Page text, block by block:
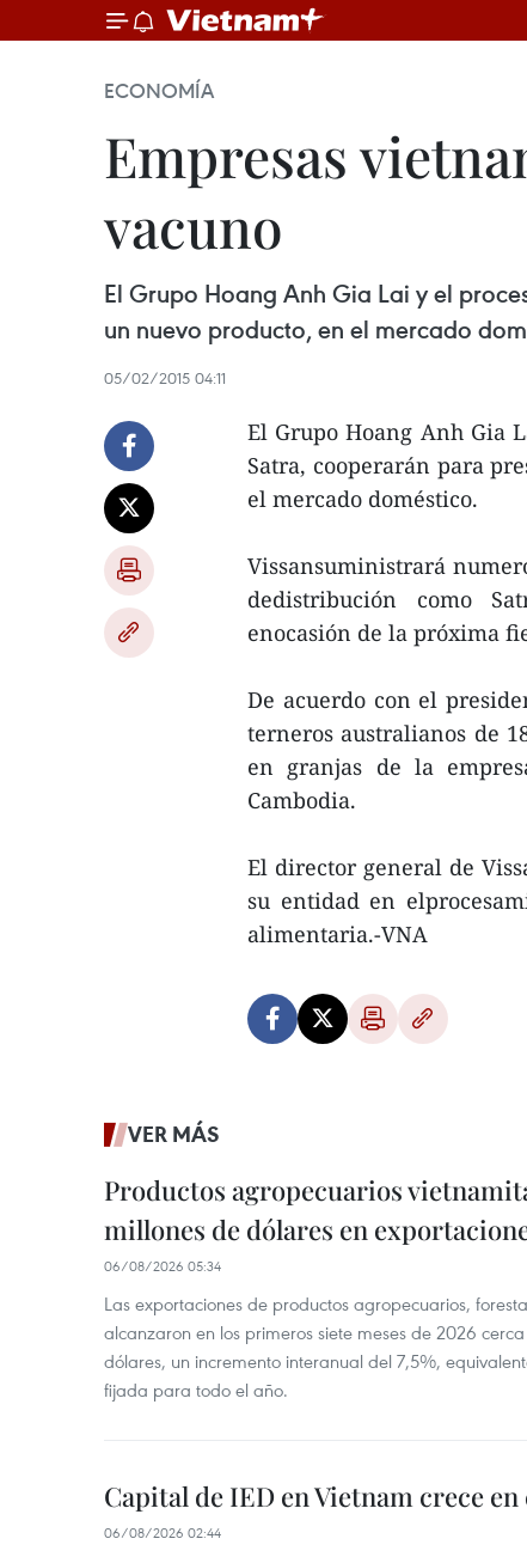
ECONOMÍA
Empresas
vacuno
El Grupo Hoang Anh Gia Lai y el
un nuevo producto, en el mercado
05/02/2015 04:11
El Grupo Hoang Anh Gia
Satra, cooperarán para
el mercado doméstico.
Vissansuministrará
dedistribución como
enocasión de la próxima
De acuerdo con el
terneros australianos de
en granjas de la
Cambodia.
El director general de
su entidad en
alimentaria.-VNA
VER MÁS
Productos agropecuarios
millones de dólares en
06/08/2026 05:34
Las exportaciones de productos agropecuarios,
alcanzaron en los primeros siete meses de 2026
dólares, un incremento interanual del 7,5%,
fijada para todo el año.
Capital de IED en Vietnam crece
06/08/2026 02:44